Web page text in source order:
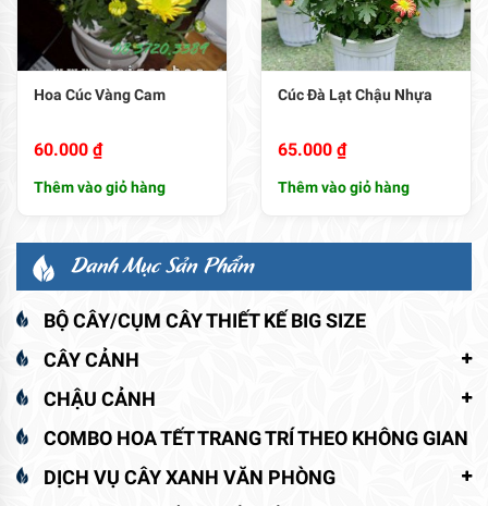
Hoa Cúc Vàng Cam
60.000 ₫
Thêm vào giỏ hàng
Cúc Đà Lạt Chậu Nhựa
65.000 ₫
Thêm vào giỏ hàng
Danh Mục Sản Phẩm
BỘ CÂY/CỤM CÂY THIẾT KẾ BIG SIZE
CÂY CẢNH
CHẬU CẢNH
COMBO HOA TẾT TRANG TRÍ THEO KHÔNG GIAN
DỊCH VỤ CÂY XANH VĂN PHÒNG